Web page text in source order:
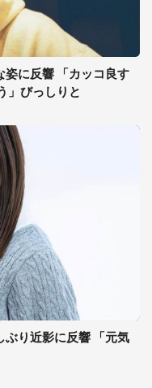
に反響 「カッコ良す
」びっしりと
り近影に反響 「元気